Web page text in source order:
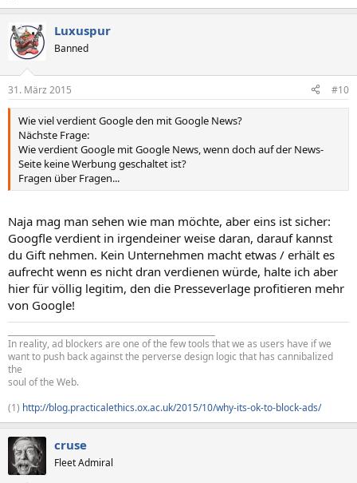
Luxuspur
Banned
31. März 2015 #10
Wie viel verdient Google den mit Google News?
Nächste Frage:
Wie verdient Google mit Google News, wenn doch auf der News-
Seite keine Werbung geschaltet ist?
Fragen über Fragen...
Naja mag man sehen wie man möchte, aber eins ist sicher:
Googfle verdient in irgendeiner weise daran, darauf kannst
du Gift nehmen. Kein Unternehmen macht etwas / erhält es
aufrecht wenn es nicht dran verdienen würde, halte ich aber
hier für völlig legitim, den die Presseverlage profitieren mehr
von Google!
In reality, ad blockers are one of the few tools that we as users have if we
want to push back against the perverse design logic that has cannibalized
the
soul of the Web.
(1) http://blog.practicalethics.ox.ac.uk/2015/10/why-its-ok-to-block-ads/
cruse
Fleet Admiral